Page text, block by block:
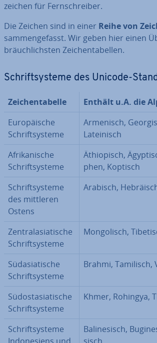
zei­chen für Fern­schrei­ber.
Die Zeichen sind in einer Reihe von
sam­men­ge­fasst. Wir geben hier einen
bräuch­lichs­ten Zei­chen­ta­bel­len.
Schrift­sys­te­me des Unicode-
Zei­chen­ta­bel­le
Enthält u.A. die
Eu­ro­päi­sche
Schrift­sys­te­me
Armenisch,
La­tei­nisch
Afri­ka­ni­sche
Schrift­sys­te­me
Äthio­pisch,
phen, Koptisch
Schrift­sys­te­me
des mittleren
Ostens
Arabisch,
Zen­tral­asia­ti­sche
Schrift­sys­te­me
Mon­go­lisch,
Süd­asia­ti­sche
Schrift­sys­te­me
Brahmi, Tamilisch,
Süd­ost­asia­ti­sche
Schrift­sys­te­me
Khmer, Rohingya,
Schrift­sys­te­me
Ba­li­ne­sisch,